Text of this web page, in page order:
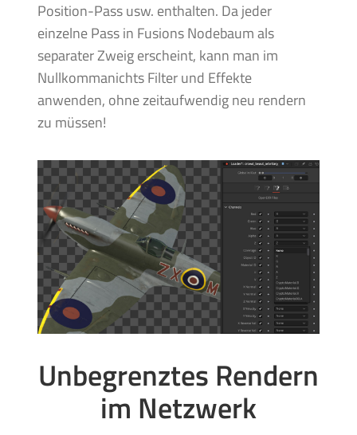
Position-Pass usw. enthalten. Da jeder
einzelne Pass in Fusions Nodebaum als
separater Zweig erscheint, kann man im
Nullkommanichts Filter und Effekte
anwenden, ohne zeitaufwendig neu rendern
zu müssen!
Unbegrenztes Rendern
im Netzwerk